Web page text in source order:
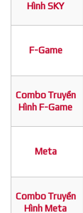
Hình SKY
F-Game
Combo Truyền
Hình F-Game
Meta
Combo Truyền
Hình Meta